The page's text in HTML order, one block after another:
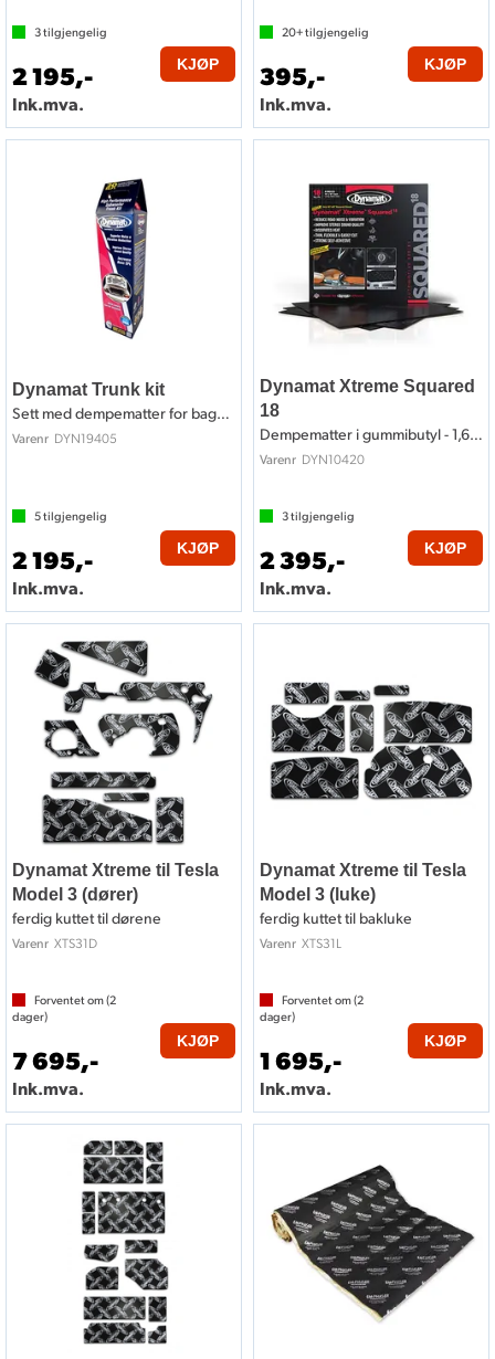
3tilgjengelig
2 195,-
Ink.mva.
KJØP
20+tilgjengelig
395,-
Ink.mva.
KJØP
Dynamat Trunk kit
Sett med dempematter for bagasjerom
Varenr DYN19405
5tilgjengelig
2 195,-
Ink.mva.
KJØP
Dynamat Xtreme Squared
18
Dempematter i gummibutyl - 1,67m2
Varenr DYN10420
3tilgjengelig
2 395,-
Ink.mva.
KJØP
Dynamat Xtreme til Tesla
Model 3 (dører)
ferdig kuttet til dørene
Varenr XTS31D
Forventet om (2
dager)
7 695,-
Ink.mva.
KJØP
Dynamat Xtreme til Tesla
Model 3 (luke)
ferdig kuttet til bakluke
Varenr XTS31L
Forventet om (2
dager)
1 695,-
Ink.mva.
KJØP